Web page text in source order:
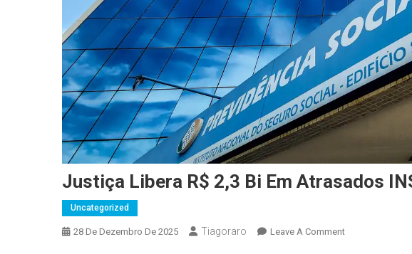
Justiça Libera R$ 2,3 Bi Em Atrasados
Uncategorized
28 De Dezembro De 2025 Tiagoraro Leave A CommentOn